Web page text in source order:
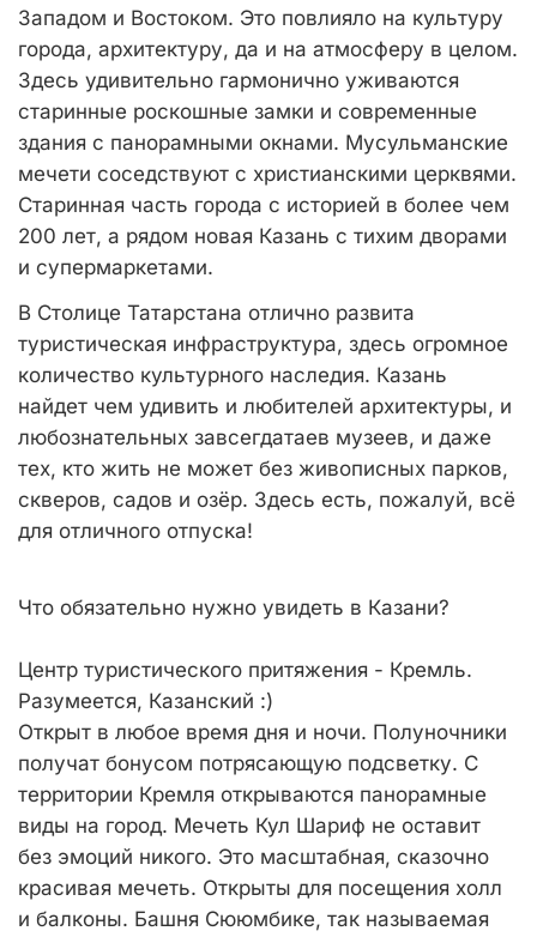
Западом и Востоком. Это повлияло на культуру
города, архитектуру, да и на атмосферу в целом.
Здесь удивительно гармонично уживаются
старинные роскошные замки и современные
здания с панорамными окнами. Мусульманские
мечети соседствуют с христианскими церквями.
Старинная часть города с историей в более чем
200 лет, а рядом новая Казань с тихим дворами
и супермаркетами.
В Столице Татарстана отлично развита
туристическая инфраструктура, здесь огромное
количество культурного наследия. Казань
найдет чем удивить и любителей архитектуры, и
любознательных завсегдатаев музеев, и даже
тех, кто жить не может без живописных парков,
скверов, садов и озёр. Здесь есть, пожалуй, всё
для отличного отпуска!
Что обязательно нужно увидеть в Казани?
Центр туристического притяжения - Кремль.
Разумеется, Казанский :)
Открыт в любое время дня и ночи. Полуночники
получат бонусом потрясающую подсветку. С
территории Кремля открываются панорамные
виды на город. Мечеть Кул Шариф не оставит
без эмоций никого. Это масштабная, сказочно
красивая мечеть. Открыты для посещения холл
и балконы. Башня Сююмбике, так называемая